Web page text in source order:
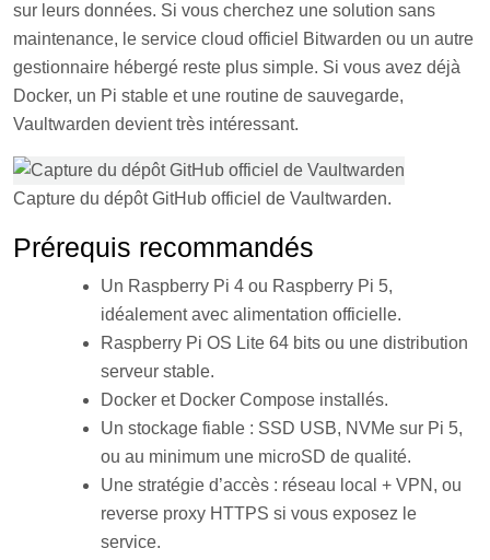
sur leurs données. Si vous cherchez une solution sans
maintenance, le service cloud officiel Bitwarden ou un autre
gestionnaire hébergé reste plus simple. Si vous avez déjà
Docker, un Pi stable et une routine de sauvegarde,
Vaultwarden devient très intéressant.
Capture du dépôt GitHub officiel de Vaultwarden.
Prérequis recommandés
Un Raspberry Pi 4 ou Raspberry Pi 5,
idéalement avec alimentation officielle.
Raspberry Pi OS Lite 64 bits ou une distribution
serveur stable.
Docker et Docker Compose installés.
Un stockage fiable : SSD USB, NVMe sur Pi 5,
ou au minimum une microSD de qualité.
Une stratégie d’accès : réseau local + VPN, ou
reverse proxy HTTPS si vous exposez le
service.